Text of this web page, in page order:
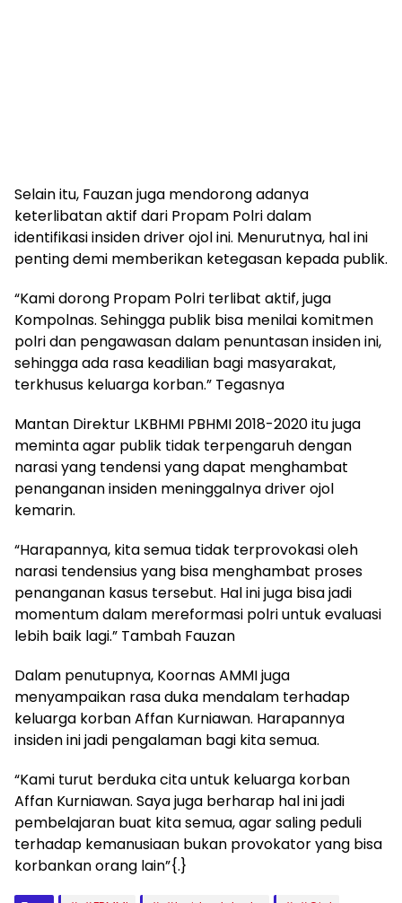
Selain itu, Fauzan juga mendorong adanya
keterlibatan aktif dari Propam Polri dalam
identifikasi insiden driver ojol ini. Menurutnya, hal ini
penting demi memberikan ketegasan kepada publik.
“Kami dorong Propam Polri terlibat aktif, juga
Kompolnas. Sehingga publik bisa menilai komitmen
polri dan pengawasan dalam penuntasan insiden ini,
sehingga ada rasa keadilian bagi masyarakat,
terkhusus keluarga korban.” Tegasnya
Mantan Direktur LKBHMI PBHMI 2018-2020 itu juga
meminta agar publik tidak terpengaruh dengan
narasi yang tendensi yang dapat menghambat
penanganan insiden meninggalnya driver ojol
kemarin.
“Harapannya, kita semua tidak terprovokasi oleh
narasi tendensius yang bisa menghambat proses
penanganan kasus tersebut. Hal ini juga bisa jadi
momentum dalam mereformasi polri untuk evaluasi
lebih baik lagi.” Tambah Fauzan
Dalam penutupnya, Koornas AMMI juga
menyampaikan rasa duka mendalam terhadap
keluarga korban Affan Kurniawan. Harapannya
insiden ini jadi pengalaman bagi kita semua.
“Kami turut berduka cita untuk keluarga korban
Affan Kurniawan. Saya juga berharap hal ini jadi
pembelajaran buat kita semua, agar saling peduli
terhadap kemanusiaan bukan provokator yang bisa
korbankan orang lain”{.}